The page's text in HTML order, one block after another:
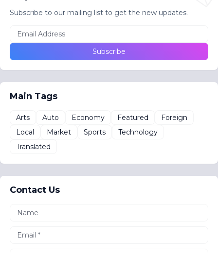
Subscribe to our mailing list to get the new updates.
Main Tags
Arts Auto Economy Featured
Foreign
Local
Market Sports
Technology
Translated
Contact Us